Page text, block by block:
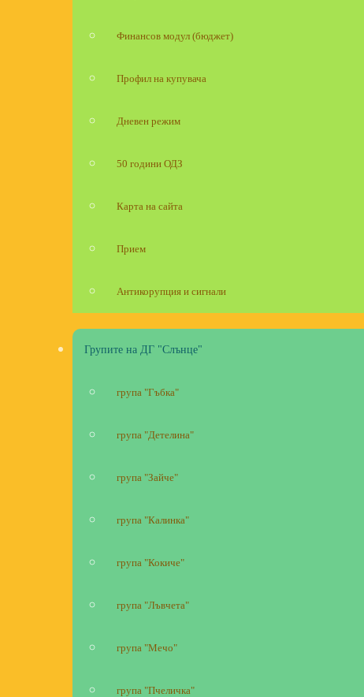
Финансов модул (бюджет)
Профил на купувача
Дневен режим
50 години ОДЗ
Карта на сайта
Прием
Антикорупция и сигнали
Групите на ДГ "Слънце"
група "Гъбка"
група "Детелина"
група "Зайче"
група "Калинка"
група "Кокиче"
група "Лъвчета"
група "Мечо"
група "Пчеличка"